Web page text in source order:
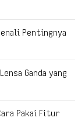
Pentingnya
Ganda yang
Pakai Fitur